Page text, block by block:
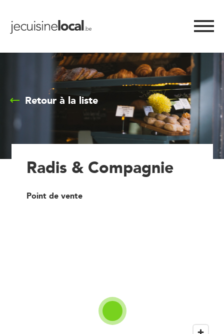
Retour à la liste
Radis & Compagnie
Point de vente